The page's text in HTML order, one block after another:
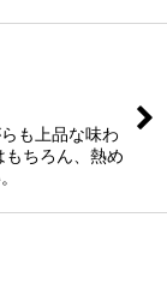
も上品な味わ
ちろん、熱め